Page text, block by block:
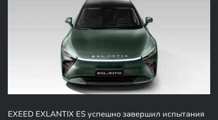
EXEED EXLANTIX ES успешно завершил испытания